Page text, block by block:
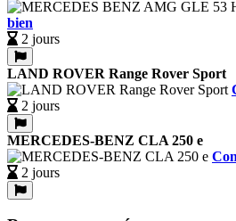
bien
2 jours
LAND ROVER Range Rover Sport
2 jours
MERCEDES-BENZ CLA 250 e
2 jours